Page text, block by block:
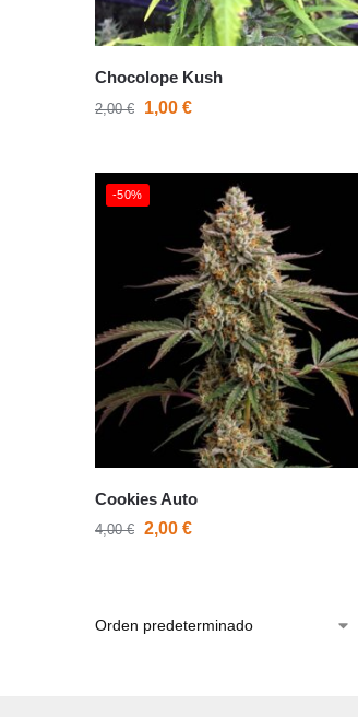
Chocolope Kush
2,00€ 1,00 €
-50%
Cookies Auto
4,00€ 2,00 €